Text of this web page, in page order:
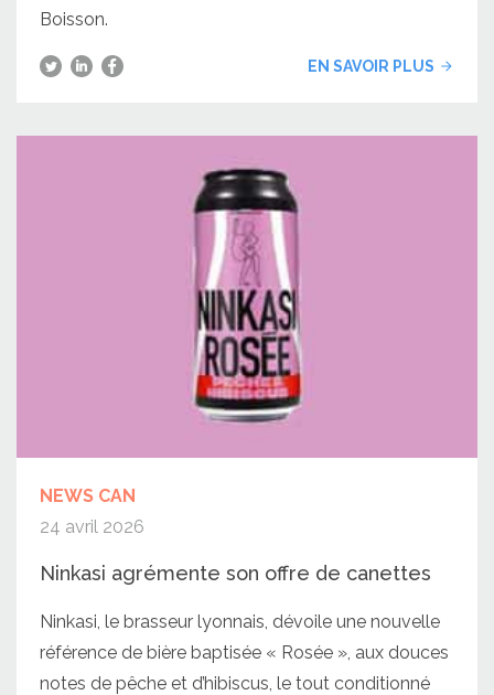
Boisson.
EN SAVOIR PLUS
NEWS CAN
24 avril 2026
Ninkasi agrémente son offre de canettes
Ninkasi, le brasseur lyonnais, dévoile une nouvelle
référence de bière baptisée « Rosée », aux douces
notes de pêche et d’hibiscus, le tout conditionné